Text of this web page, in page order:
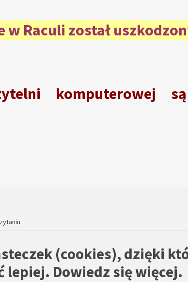
w Raculi został
komputerowej są
(cookies), dzięki
lepiej. Dowiedz się więcej.